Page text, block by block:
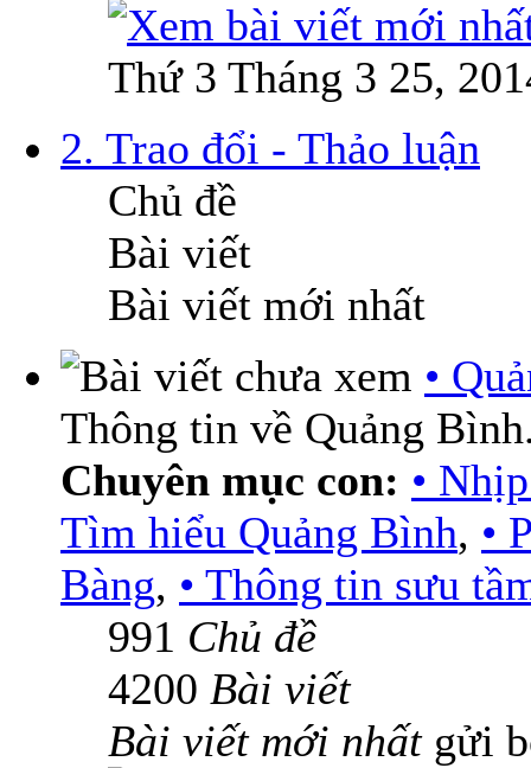
Thứ 3 Tháng 3 25,
2. Trao đổi - Thảo luận
Chủ đề
Bài viết
Bài viết mới nhất
•
Thông tin về Quảng
Chuyên mục con: •
Tìm hiểu Quảng Bình, •
Bàng, • Thông tin sưu
991 Chủ đề
4200 Bài viết
Bài viết mới nhấtgửi